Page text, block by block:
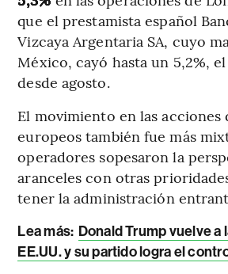
que el prestamista español
Vizcaya Argentaria SA, cuyo
México, cayó hasta un 5,2%,
desde agosto.
El movimiento en las acciones
europeos también fue más
operadores sopesaron la
aranceles con otras
tener la administración
Lea más: Donald Trump vuelve a
EE.UU. y su partido logra el